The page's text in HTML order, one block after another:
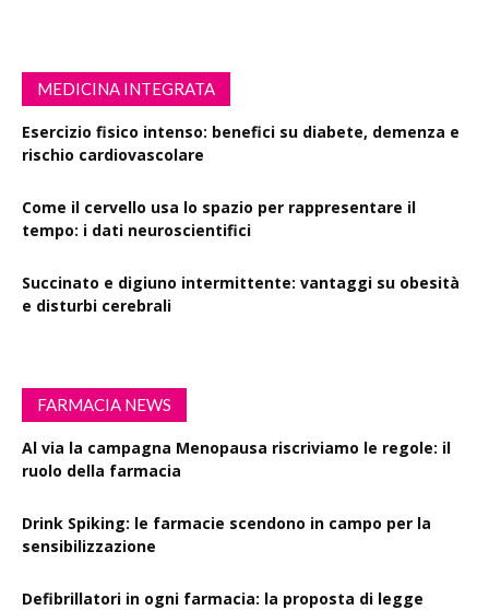
MEDICINA INTEGRATA
Esercizio fisico intenso: benefici su diabete, demenza e
rischio cardiovascolare
Come il cervello usa lo spazio per rappresentare il
tempo: i dati neuroscientifici
Succinato e digiuno intermittente: vantaggi su obesità
e disturbi cerebrali
FARMACIA NEWS
Al via la campagna Menopausa riscriviamo le regole: il
ruolo della farmacia
Drink Spiking: le farmacie scendono in campo per la
sensibilizzazione
Defibrillatori in ogni farmacia: la proposta di legge